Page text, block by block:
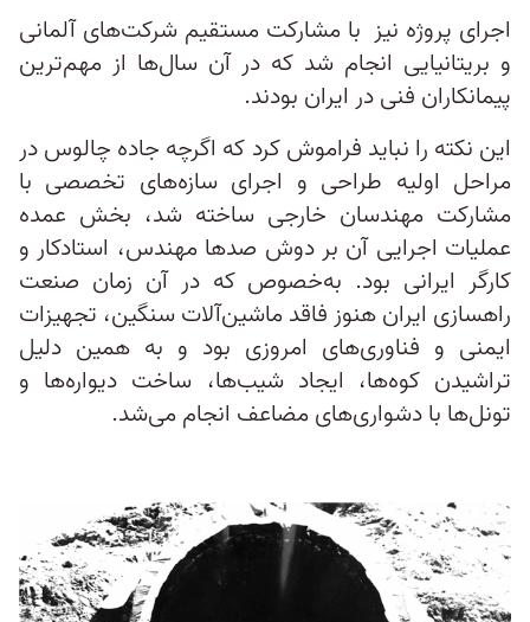
اجرای پروژه نیز با مشارکت مستقیم شرکت‌های آلمانی
و بریتانیایی انجام شد که در آن سال‌ها از مهم‌ترین
پیمانکاران فنی در ایران بودند.
این نکته را نباید فراموش کرد که اگرچه جاده چالوس در
مراحل اولیه طراحی و اجرای سازه‌های تخصصی با
مشارکت مهندسان خارجی ساخته شد، بخش عمده
عملیات اجرایی آن بر دوش صدها مهندس، استادکار و
کارگر ایرانی بود. به‌خصوص که در آن زمان صنعت
راهسازی ایران هنوز فاقد ماشین‌آلات سنگین، تجهیزات
ایمنی و فناوری‌های امروزی بود و به همین دلیل
تراشیدن کوه‌ها، ایجاد شیب‌ها، ساخت دیواره‌ها و
تونل‌ها با دشواری‌های مضاعف انجام می‌شد.